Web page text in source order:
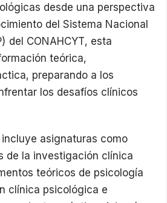
desde una perspectiva
del Sistema Nacional
del CONAHCYT, esta
teórica,
preparando a los
los desafíos clínicos
asignaturas como
de la investigación clínica
teóricos de psicología
clínica psicológica e